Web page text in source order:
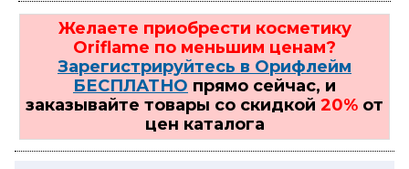
Желаете приобрести косметику
Oriflame по меньшим ценам?
Зарегистрируйтесь в Орифлейм
БЕСПЛАТНО прямо сейчас, и
заказывайте товары со скидкой 20% от
цен каталога